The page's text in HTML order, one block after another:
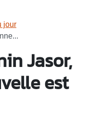
jour
Jasor,
est